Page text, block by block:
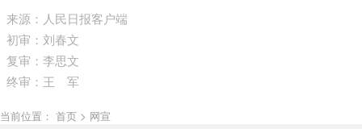
来源：人民日报客户端
初审：刘春文
复审：李思文
终审：王 军
当前位置： 首页 > 网宣